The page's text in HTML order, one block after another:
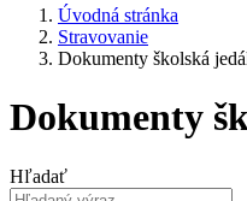
Úvodná stránka
Stravovanie
Dokumenty školská
Dokumenty
Hľadať